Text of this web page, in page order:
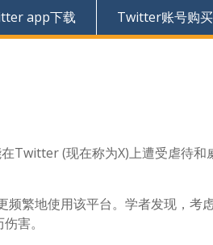
app下载 Twitter账号购买
Twitter (现在称为X)上遭受虐待和
繁地使用该平台。学者发现，考
害。